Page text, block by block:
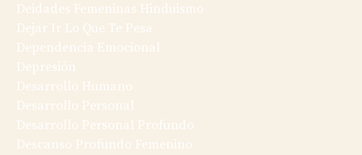
Deidades Femeninas Hinduismo
Dejar Ir Lo Que Te Pesa
Dependencia Emocional
Depresión
Desarrollo Humano
Desarrollo Personal
Desarrollo Personal Profundo
Descanso Profundo Femenino